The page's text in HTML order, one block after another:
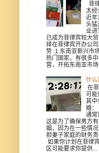
菲
太经
近年
头猛
业进
已成为菲律宾较大
择在菲律宾开办公
势 1.东南亚新兴市
热门国家，有很多
营，开拓东南亚市
什么
在
可能
其中
婚：
通常
这是为了确保男方
姻，因为在一些情
担妻子家庭的财务责
如果你计划在菲律
区可能要求你提供...